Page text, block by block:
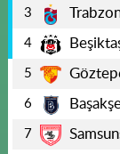
3
4
5
6
7